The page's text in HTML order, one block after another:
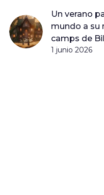
Un verano
mundo a su
camps de
1 junio 2026